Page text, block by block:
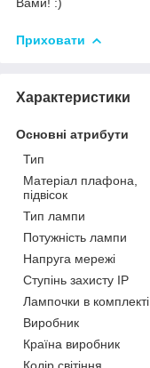
Приховати
Характеристики
Основні атрибути
Тип
Матеріал плафона,
підвісок
Тип лампи
Потужність лампи
Напруга мережі
Ступінь захисту IP
Лампочки в комплекті
Виробник
Країна виробник
Колір світіння